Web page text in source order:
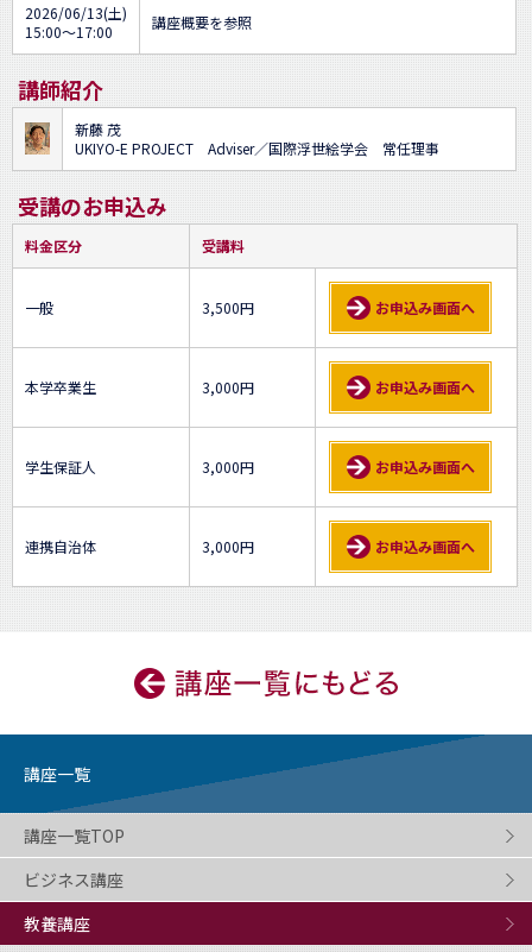
2026/06/13(土)
15:00～17:00
講座概要を参照
講師紹介
新藤 茂
UKIYO-E PROJECT Adviser／国際浮世絵学会 常任理事
受講のお申込み
料金区分 受講料
一般 3,500円 お申込み画面へ
本学卒業生 3,000円 お申込み画面へ
学生保証人 3,000円 お申込み画面へ
連携自治体 3,000円 お申込み画面へ
講座一覧
講座一覧TOP
ビジネス講座
教養講座